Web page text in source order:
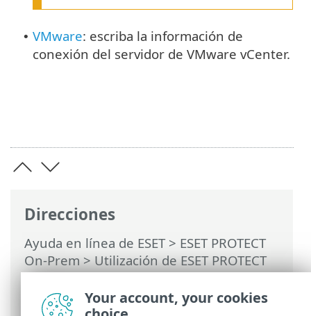
Direcciones
Ayuda en línea de ESET> ESET PROTECT
On-Prem>Utilización de ESET PROTECT
On-Prem>ESET PROTECT On-Prem Menú
principal
>Tareas>Tareas del servidor>
Sincronización de grupos estáticos
• VMware: escriba la información de
conexión del servidor de VMware vCenter.
Your account, your cookies